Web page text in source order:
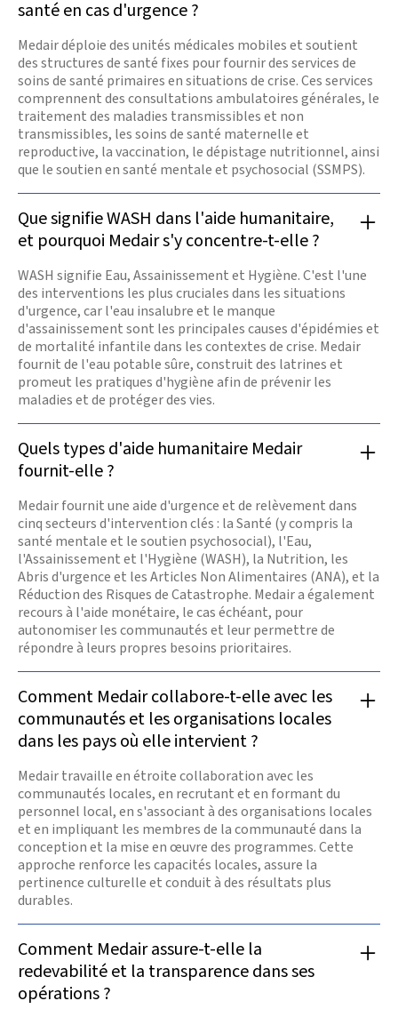
santé en cas d'urgence ?
Medair déploie des unités médicales mobiles et soutient
des structures de santé fixes pour fournir des services de
soins de santé primaires en situations de crise. Ces services
comprennent des consultations ambulatoires générales, le
traitement des maladies transmissibles et non
transmissibles, les soins de santé maternelle et
reproductive, la vaccination, le dépistage nutritionnel, ainsi
que le soutien en santé mentale et psychosocial (SSMPS).
Que signifie WASH dans l'aide humanitaire,
et pourquoi Medair s'y concentre-t-elle ?
WASH signifie Eau, Assainissement et Hygiène. C'est l'une
des interventions les plus cruciales dans les situations
d'urgence, car l'eau insalubre et le manque
d'assainissement sont les principales causes d'épidémies et
de mortalité infantile dans les contextes de crise. Medair
fournit de l'eau potable sûre, construit des latrines et
promeut les pratiques d'hygiène afin de prévenir les
maladies et de protéger des vies.
Quels types d'aide humanitaire Medair
fournit-elle ?
Medair fournit une aide d'urgence et de relèvement dans
cinq secteurs d'intervention clés : la Santé (y compris la
santé mentale et le soutien psychosocial), l'Eau,
l'Assainissement et l'Hygiène (WASH), la Nutrition, les
Abris d'urgence et les Articles Non Alimentaires (ANA), et la
Réduction des Risques de Catastrophe. Medair a également
recours à l'aide monétaire, le cas échéant, pour
autonomiser les communautés et leur permettre de
répondre à leurs propres besoins prioritaires.
Comment Medair collabore-t-elle avec les
communautés et les organisations locales
dans les pays où elle intervient ?
Medair travaille en étroite collaboration avec les
communautés locales, en recrutant et en formant du
personnel local, en s'associant à des organisations locales
et en impliquant les membres de la communauté dans la
conception et la mise en œuvre des programmes. Cette
approche renforce les capacités locales, assure la
pertinence culturelle et conduit à des résultats plus
durables.
Comment Medair assure-t-elle la
redevabilité et la transparence dans ses
opérations ?